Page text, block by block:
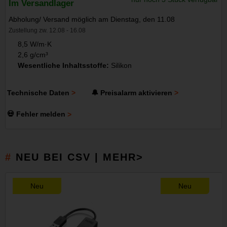
Im Versandlager
Abholung/ Versand möglich am Dienstag, den 11.08
Zustellung zw. 12.08 - 16.08
8,5 W/m·K
2,6 g/cm³
Wesentliche Inhaltsstoffe: Silikon
Technische Daten 🔔 Preisalarm aktivieren
💀 Fehler melden
NEU BEI CSV | MEHR>
Neu Neu